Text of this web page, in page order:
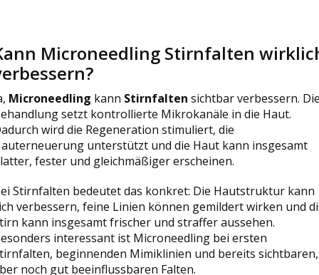
Microneedling Stirnfalten
Microneedling kann Stirnfalten sichtbar verbessern.
setzt kontrollierte Mikrokanäle in die Haut.
wird die Regeneration stimuliert, die
unterstützt und die Haut kann insgesamt
fester und gleichmäßiger erscheinen.
Stirnfalten bedeutet das konkret: Die Hautstruktur kann
verbessern, feine Linien können gemildert wirken und
kann insgesamt frischer und straffer aussehen.
interessant ist Microneedling bei ersten
beginnenden Mimiklinien und bereits sichtbaren,
noch gut beeinflussbaren Falten.